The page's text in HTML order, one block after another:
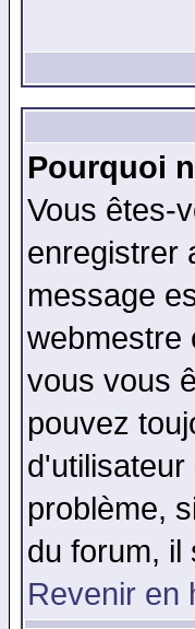
Pourquoi
Vous êtes-
enregistrer
message
webmestre
vous vous
pouvez
problème,
du forum, il
Revenir en